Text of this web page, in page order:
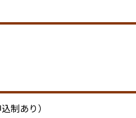
制あり）